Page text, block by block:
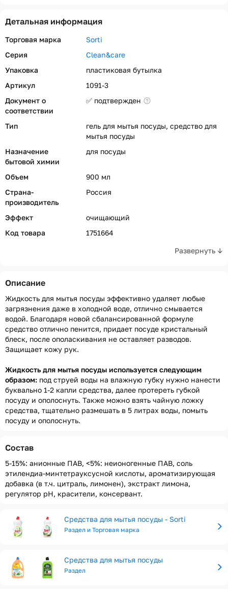
Детальная информация
Развернуть ↓
Торговая марка
Sorti
Серия
Clean&care
Упаковка
пластиковая бутылка
Артикул
1091-3
Документ о
соответствии
✅ подтвержден
Тип
гель для мытья посуды, средство для
мытья посуды
Назначение
бытовой химии
для посуды
Объем
900 мл
Страна-
производитель
Россия
Эффект
очищающий
Код товара
1751664
Описание
Жидкость для мытья посуды эффективно удаляет любые
загрязнения даже в холодной воде, отлично смывается
водой. Благодаря новой сбалансированной формуле
средство отлично пенится, придает посуде кристальный
блеск, после ополаскивания не оставляет разводов.
Защищает кожу рук.
Жидкость для мытья посуды используется следующим
образом: под струей воды на влажную губку нужно нанести
буквально 1-2 капли средства, далее протереть губкой
посуду и ополоснуть. Также можно взять чайную ложку
средства, тщательно размешать в 5 литрах воды, помыть
посуду и ополоснуть.
Состав
5-15%: анионные ПАВ, <5%: неионогенные ПАВ, соль
этилендиа-минтетрауксусной кислоты, ароматизирующая
добавка (в т.ч. цитраль, лимонен), экстракт лимона,
регулятор рН, красители, консервант.
Средства для мытья посуды - Sorti
Раздел и Торговая марка
Средства для мытья посуды
Раздел